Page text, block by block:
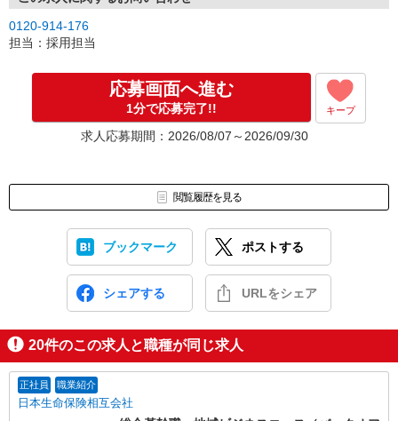
0120-914-176
担当：採用担当
応募画面へ進む
1分で応募完了!! キープ
求人応募期間：2026/08/07～2026/09/30
閲覧履歴を見る
ブックマーク ポストする
シェアする URLをシェア
20件のこの求人と職種が同じ求人
正社員 職業紹介
日本生命保険相互会社